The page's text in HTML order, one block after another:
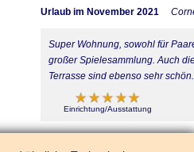
Urlaub im November 2021
Super Wohnung, sowohl für
großer Spielesammlung. Auch
Terrasse sind ebenso sehr
Einrichtung/Ausstattung